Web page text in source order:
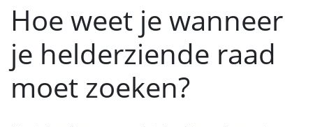
Hoe weet je wanneer
je helderziende raad
moet zoeken?